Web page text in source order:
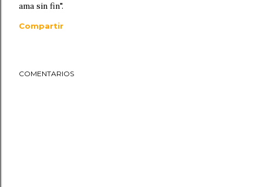
ama sin fin".
Compartir
COMENTARIOS